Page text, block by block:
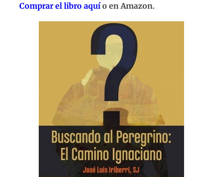
Comprar el libro aquío en Amazon.